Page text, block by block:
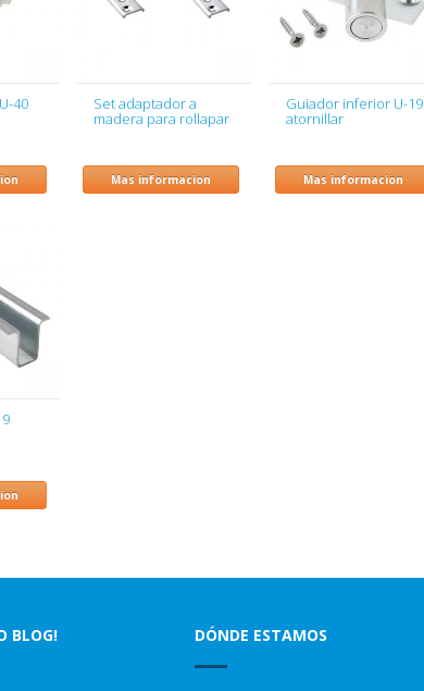
40 Set adaptador a
madera para rollapar
Mas informacion
Guiador inferior U-19
atornillar
Mas informacion
BLOG! DÓNDE ESTAMOS